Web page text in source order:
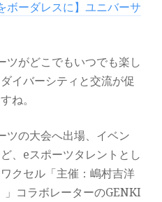
ボーダレスに】ユニバーサ
ツがどこでもいつでも楽し
イバーシティと交流が促
ね。
ツの大会へ出場、イベン
、eスポーツタレントとし
クセル「主催：嶋村吉洋
コラボレーターのGENKI